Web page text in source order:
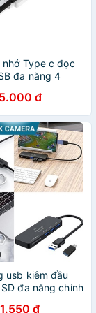
Type c đọc
đa năng 4
đ
usb kiêm đầu
đa năng chính
đ